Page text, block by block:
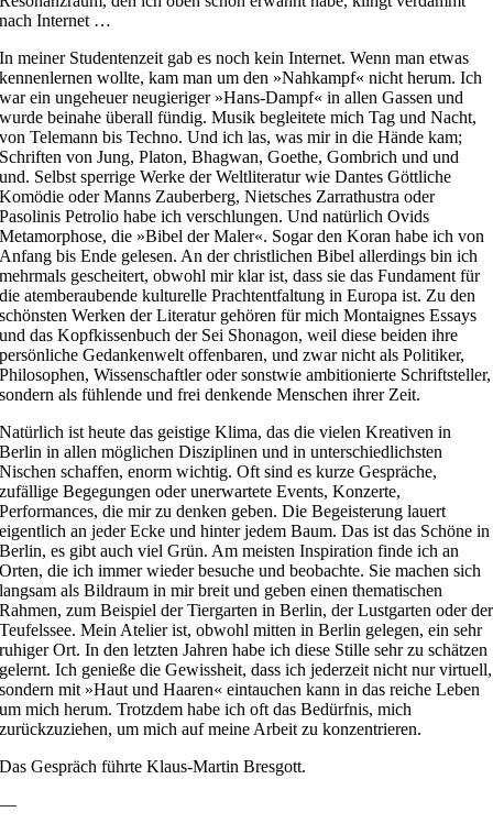
nach Internet …
In meiner Studentenzeit gab es noch kein Internet. Wenn man etwas
kennenlernen wollte, kam man um den »Nahkampf« nicht herum. Ich
war ein ungeheuer neugieriger »Hans-Dampf« in allen Gassen und
wurde beinahe überall fündig. Musik begleitete mich Tag und Nacht,
von Telemann bis Techno. Und ich las, was mir in die Hände kam;
Schriften von Jung, Platon, Bhagwan, Goethe, Gombrich und und
und. Selbst sperrige Werke der Weltliteratur wie Dantes Göttliche
Komödie oder Manns Zauberberg, Nietsches Zarrathustra oder
Pasolinis Petrolio habe ich verschlungen. Und natürlich Ovids
Metamorphose, die »Bibel der Maler«. Sogar den Koran habe ich von
Anfang bis Ende gelesen. An der christlichen Bibel allerdings bin ich
mehrmals gescheitert, obwohl mir klar ist, dass sie das Fundament für
die atemberaubende kulturelle Prachtentfaltung in Europa ist. Zu den
schönsten Werken der Literatur gehören für mich Montaignes Essays
und das Kopfkissenbuch der Sei Shonagon, weil diese beiden ihre
persönliche Gedankenwelt offenbaren, und zwar nicht als Politiker,
Philosophen, Wissenschaftler oder sonstwie ambitionierte Schriftsteller,
sondern als fühlende und frei denkende Menschen ihrer Zeit.
Natürlich ist heute das geistige Klima, das die vielen Kreativen in
Berlin in allen möglichen Disziplinen und in unterschiedlichsten
Nischen schaffen, enorm wichtig. Oft sind es kurze Gespräche,
zufällige Begegungen oder unerwartete Events, Konzerte,
Performances, die mir zu denken geben. Die Begeisterung lauert
eigentlich an jeder Ecke und hinter jedem Baum. Das ist das Schöne in
Berlin, es gibt auch viel Grün. Am meisten Inspiration finde ich an
Orten, die ich immer wieder besuche und beobachte. Sie machen sich
langsam als Bildraum in mir breit und geben einen thematischen
Rahmen, zum Beispiel der Tiergarten in Berlin, der Lustgarten oder der
Teufelssee. Mein Atelier ist, obwohl mitten in Berlin gelegen, ein sehr
ruhiger Ort. In den letzten Jahren habe ich diese Stille sehr zu schätzen
gelernt. Ich genieße die Gewissheit, dass ich jederzeit nicht nur virtuell,
sondern mit »Haut und Haaren« eintauchen kann in das reiche Leben
um mich herum. Trotzdem habe ich oft das Bedürfnis, mich
zurückzuziehen, um mich auf meine Arbeit zu konzentrieren.
Das Gespräch führte Klaus-Martin Bresgott.
—